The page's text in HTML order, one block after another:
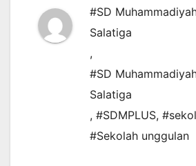
#SD
Salatiga
,
#SD
Salatiga
, #SDMPLUS,
#Sekolah unggulan